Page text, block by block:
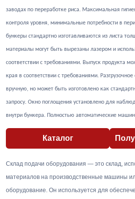
заводах по переработке риса. Максимальная
контроля уровня, минимальные потребности в
бункеры стандартно изготавливаются из листа
материалы могут быть вырезаны лазером и
соответствии с требованиями. Выпуск продукта
края в соответствии с требованиями. Разгрузочное
вручную, но может быть изготовлено как
запросу. Окно поглощения установлено для
внутри бункера. Полностью автоматические
Каталог
Склад подачи оборудования — это склад,
материалов на производственные машины
оборудование. Он используется для